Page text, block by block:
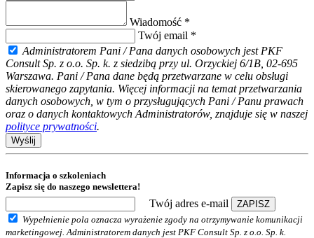
Wiadomość *
Twój email *
Administratorem Pani / Pana danych osobowych jest PKF
Consult Sp. z o.o. Sp. k. z siedzibą przy ul. Orzyckiej 6/1B, 02-695
Warszawa. Pani / Pana dane będą przetwarzane w celu obsługi
skierowanego zapytania. Więcej informacji na temat przetwarzania
danych osobowych, w tym o przysługujących Pani / Panu prawach
oraz o danych kontaktowych Administratorów, znajduje się w naszej
polityce prywatności.
Wyślij
Informacja o szkoleniach
Zapisz się do naszego newslettera!
Twój adres e-mail
ZAPISZ
Wypełnienie pola oznacza wyrażenie zgody na otrzymywanie komunikacji
marketingowej. Administratorem danych jest PKF Consult Sp. z o.o. Sp. k.